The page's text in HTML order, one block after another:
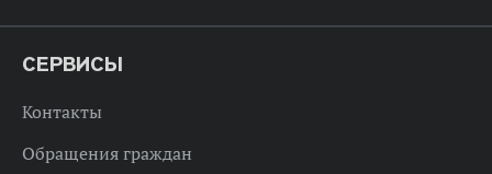
СЕРВИСЫ
Контакты
Обращения граждан